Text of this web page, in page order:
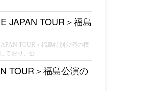
JAPAN TOUR＞福島
TOUR＞福島特別公演の模
ており、公...
TOUR＞福島公演の